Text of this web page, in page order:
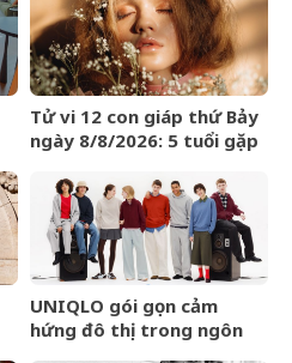
Tử vi 12 con giáp thứ Bảy
ngày 8/8/2026: 5 tuổi gặp
UNIQLO gói gọn cảm
hứng đô thị trong ngôn